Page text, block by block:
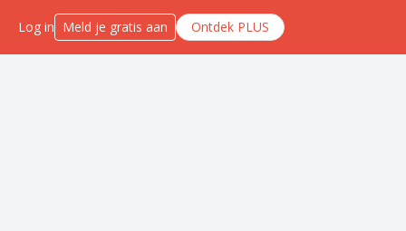
Log in Meld je gratis aan Ontdek PLUS